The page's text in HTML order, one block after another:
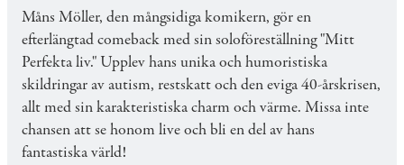
Måns Möller, den mångsidiga komikern, gör en
efterlängtad comeback med sin soloföreställning "Mitt
Perfekta liv." Upplev hans unika och humoristiska
skildringar av autism, restskatt och den eviga 40-årskrisen,
allt med sin karakteristiska charm och värme. Missa inte
chansen att se honom live och bli en del av hans
fantastiska värld!